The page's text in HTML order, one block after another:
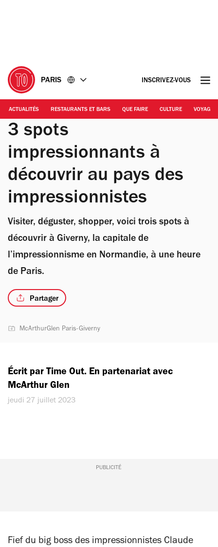
PARIS INSCRIVEZ-VOUS
ACTUALITÉS RESTAURANTS ET BARS QUE FAIRE CULTURE VOYAGE
3 spots
impressionnants à
découvrir au pays des
impressionnistes
Visiter, déguster, shopper, voici trois spots à
découvrir à Giverny, la capitale de
l’impressionnisme en Normandie, à une heure
de Paris.
Partager
McArthurGlen Paris-Giverny
Écrit par Time Out. En partenariat avec
McArthur Glen
jeudi 27 juillet 2023
PUBLICITÉ
Fief du big boss des impressionnistes Claude